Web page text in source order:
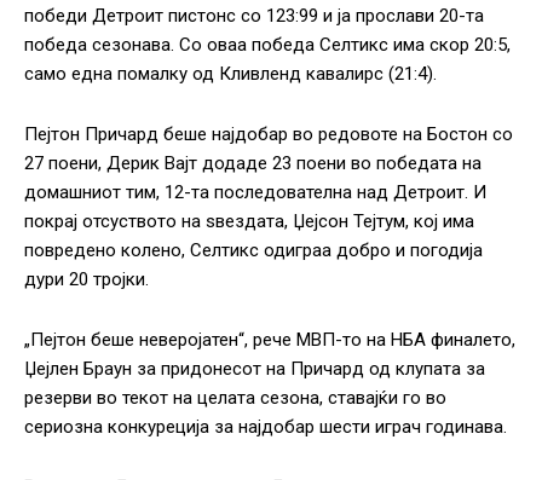
победи Детроит пистонс со 123:99 и ја прослави 20-та
победа сезонава. Со оваа победа Селтикс има скор 20:5,
само една помалку од Кливленд кавалирс (21:4).
Пејтон Причард беше најдобар во редовоте на Бостон со
27 поени, Дерик Вајт додаде 23 поени во победата на
домашниот тим, 12-та последователна над Детроит. И
покрај отсуството на ѕвездата, Џејсон Тејтум, кој има
повредено колено, Селтикс одиграа добро и погодија
дури 20 тројки.
„Пејтон беше неверојатен“, рече МВП-то на НБА финалето,
Џејлен Браун за придонесот на Причард од клупата за
резерви во текот на целата сезона, ставајќи го во
сериозна конкуреција за најдобар шести играч годинава.